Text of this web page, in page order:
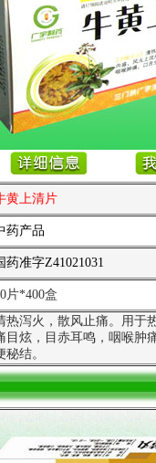
黄上清片
药产品
药准字Z41021031
片*400盒
热泻火，散风止痛。用于
目炫，目赤耳鸣，咽喉肿
秘结。